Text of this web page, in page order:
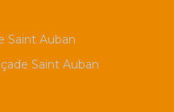
Saint Auban
Saint Auban